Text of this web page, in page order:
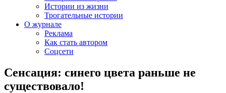
Истории из жизни
Трогательные истории
О журнале
Реклама
Как стать автором
Соцсети
Сенсация: синего цвета раньше не
существовало!